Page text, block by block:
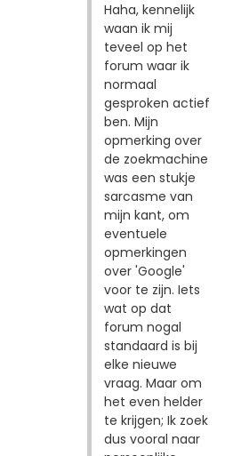
Haha, kennelijk
waan ik mij
teveel op het
forum waar ik
normaal
gesproken actief
ben. Mijn
opmerking over
de zoekmachine
was een stukje
sarcasme van
mijn kant, om
eventuele
opmerkingen
over 'Google'
voor te zijn. Iets
wat op dat
forum nogal
standaard is bij
elke nieuwe
vraag. Maar om
het even helder
te krijgen; Ik zoek
dus vooral naar